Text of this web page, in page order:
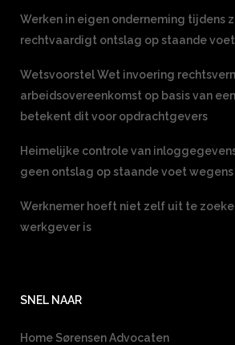
Werken in eigen onderneming tijdens
rechtvaardigt ontslag op staande voet
Wetsvoorstel Wet invoering
arbeidsovereenkomst op basis van
betekent dit voor opdrachtgevers
Heimelijke controle van
geen ontslag op staande voet
Werknemer hoeft niet zelf uit te
werkgever is
SNEL NAAR
Home Sørensen Advocaten